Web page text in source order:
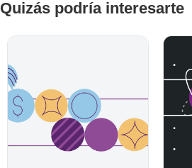
Quizás podría interesarte